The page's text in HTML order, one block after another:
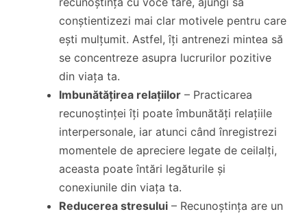
conștientizezi mai clar motivele pentru care
ești mulțumit. Astfel, îți antrenezi mintea să
se concentreze asupra lucrurilor pozitive
din viața ta.
Imbunătățirea relațiilor – Practicarea
recunoștinței îți poate îmbunătăți relațiile
interpersonale, iar atunci când înregistrezi
momentele de apreciere legate de ceilalți,
aceasta poate întări legăturile și
conexiunile din viața ta.
Reducerea stresului – Recunoștința are un